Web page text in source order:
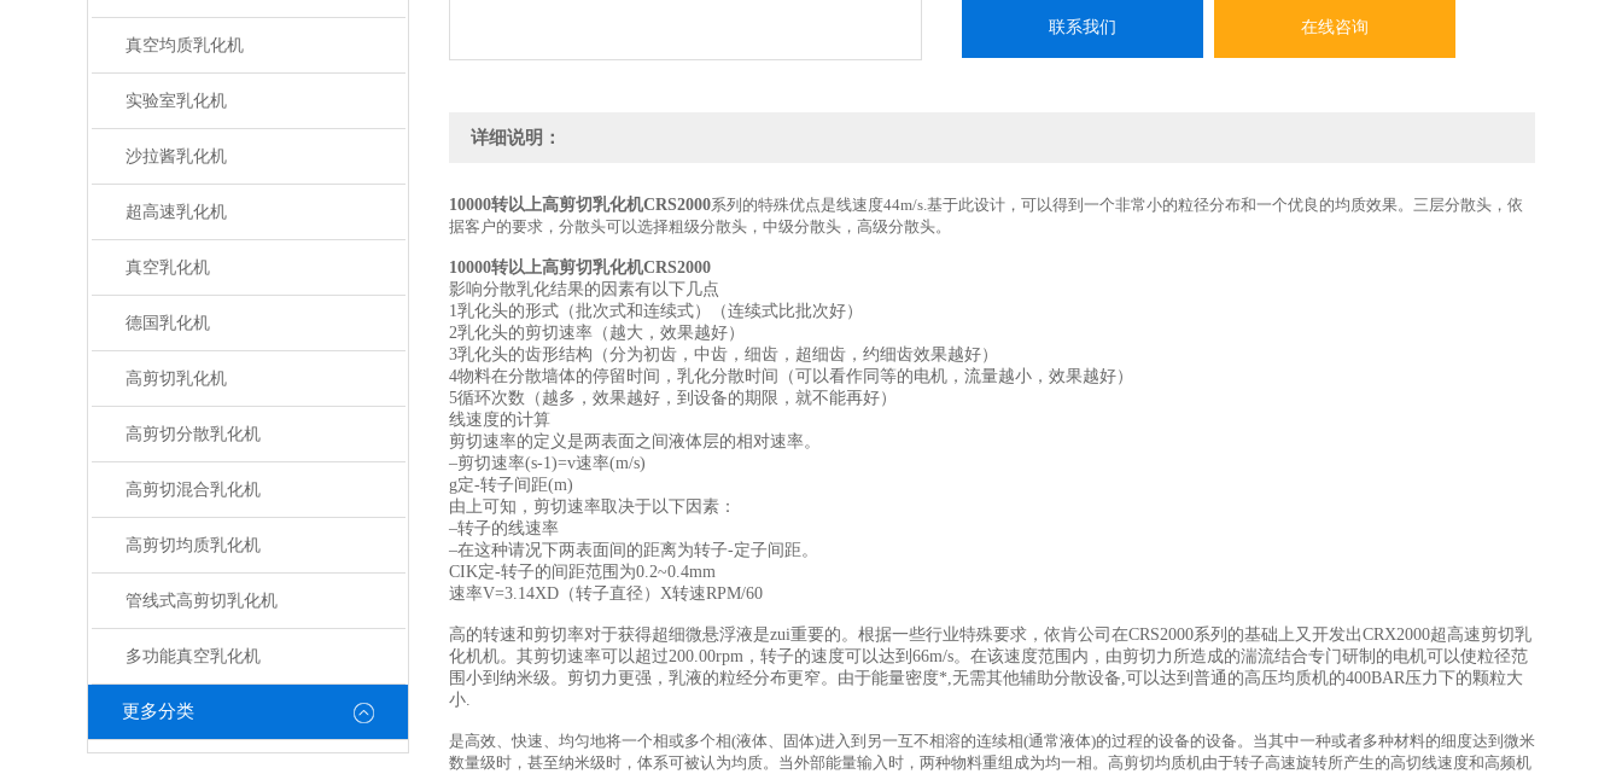
真空均质乳化机
实验室乳化机
沙拉酱乳化机
超高速乳化机
真空乳化机
德国乳化机
高剪切乳化机
高剪切分散乳化机
高剪切混合乳化机
高剪切均质乳化机
管线式高剪切乳化机
多功能真空乳化机
更多分类
联系我们 在线咨询
详细说明：
10000转以上高剪切乳化机CRS2000系列的特殊优点是线速度44m/s.基于此设计，可以得到一个非常小的粒径分布和一个优良的均质效果。三层分散头，依
据客户的要求，分散头可以选择粗级分散头，中级分散头，高级分散头。
10000转以上高剪切乳化机CRS2000
影响分散乳化结果的因素有以下几点
1乳化头的形式（批次式和连续式）（连续式比批次好）
2乳化头的剪切速率（越大，效果越好）
3乳化头的齿形结构（分为初齿，中齿，细齿，超细齿，约细齿效果越好）
4物料在分散墙体的停留时间，乳化分散时间（可以看作同等的电机，流量越小，效果越好）
5循环次数（越多，效果越好，到设备的期限，就不能再好）
线速度的计算
剪切速率的定义是两表面之间液体层的相对速率。
–剪切速率(s-1)=v速率(m/s)
g定-转子间距(m)
由上可知，剪切速率取决于以下因素：
–转子的线速率
–在这种请况下两表面间的距离为转子-定子间距。
CIK定-转子的间距范围为0.2~0.4mm
速率V=3.14XD（转子直径）X转速RPM/60
高的转速和剪切率对于获得超细微悬浮液是zui重要的。根据一些行业特殊要求，依肯公司在CRS2000系列的基础上又开发出CRX2000超高速剪切乳
化机机。其剪切速率可以超过200.00rpm，转子的速度可以达到66m/s。在该速度范围内，由剪切力所造成的湍流结合专门研制的电机可以使粒径范
围小到纳米级。剪切力更强，乳液的粒经分布更窄。由于能量密度*,无需其他辅助分散设备,可以达到普通的高压均质机的400BAR压力下的颗粒大
小.
是高效、快速、均匀地将一个相或多个相(液体、固体)进入到另一互不相溶的连续相(通常液体)的过程的设备的设备。当其中一种或者多种材料的细度达到微米
数量级时，甚至纳米级时，体系可被认为均质。当外部能量输入时，两种物料重组成为均一相。高剪切均质机由于转子高速旋转所产生的高切线速度和高频机